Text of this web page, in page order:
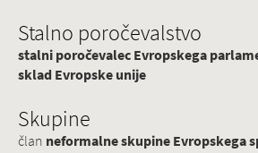
Stalno poročevalstvo
stalni poročevalec Evropskega
sklad Evropske unije
Skupine
član neformalne skupine Evropskega